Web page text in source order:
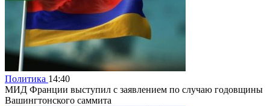
Политика 14:40
МИД Франции выступил с заявлением по случаю годовщины
Вашингтонского саммита